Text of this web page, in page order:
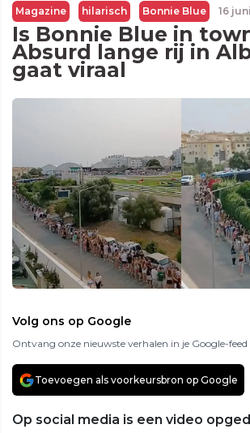
Magazine hilarisch Bonnie Blue 16
Is Bonnie Blue in
Absurd lange rij in
gaat viraal
Volg ons op Google
Ontvang onze nieuwste verhalen in je Google-feed
Toevoegen als voorkeursbron op Google
Op social media is een video